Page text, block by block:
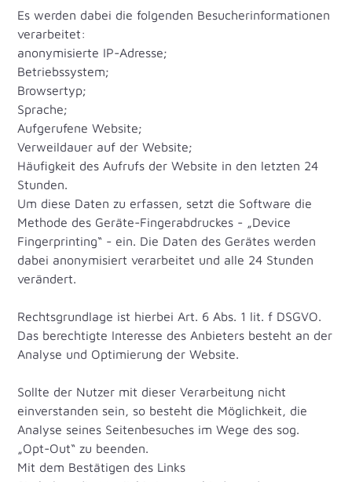
Es werden dabei die folgenden Besucherinformationen
verarbeitet:
anonymisierte IP-Adresse;
Betriebssystem;
Browsertyp;
Sprache;
Aufgerufene Website;
Verweildauer auf der Website;
Häufigkeit des Aufrufs der Website in den letzten 24
Stunden.
Um diese Daten zu erfassen, setzt die Software die
Methode des Geräte-Fingerabdruckes - „Device
Fingerprinting“ - ein. Die Daten des Gerätes werden
dabei anonymisiert verarbeitet und alle 24 Stunden
verändert.
Rechtsgrundlage ist hierbei Art. 6 Abs. 1 lit. f DSGVO.
Das berechtigte Interesse des Anbieters besteht an der
Analyse und Optimierung der Website.
Sollte der Nutzer mit dieser Verarbeitung nicht
einverstanden sein, so besteht die Möglichkeit, die
Analyse seines Seitenbesuches im Wege des sog.
„Opt-Out“ zu beenden.
Mit dem Bestätigen des Links